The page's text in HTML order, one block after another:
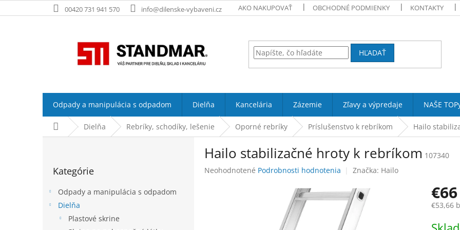
na
00420 731 941 570 info@dilenske-vybaveni.cz AKO NAKUPOVAŤ OBCHODNÉ PODMIENKY KONTAKTY
HĽADAŤ
Odpady a manipulácia s odpadom Dielňa Kancelária Zázemie Zľavy a výpredaje NAŠE
DomovDielňa Rebríky, schodíky, lešenie Oporné rebríky Príslušenstvo k rebríkom Hailo
kategórie
Kategórie
Odpady a manipulácia s odpadom
Dielňa
Plastové skrine
Hailo stabilizačné hroty k rebríkom 107340
Priemerné
Neohodnotené Podrobnosti hodnotenia Značka: Hailo
€66
€53,66